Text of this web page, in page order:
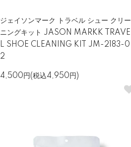
ジェイソンマーク トラベル シュー クリー
ニングキット JASON MARKK TRAVE
L SHOE CLEANING KIT JM-2183-0
2
4,500円(税込4,950円)